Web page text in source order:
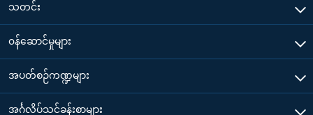
သတင်း
၀န်ဆောင်မှုများ
အပတ်စဉ်ကဏ္ဍများ
အင်္ဂလိပ်သင်ခန်းစာများ